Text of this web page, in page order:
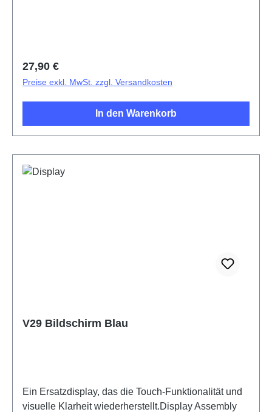
Regulärer Preis:
27,90 €
Preise exkl. MwSt. zzgl. Versandkosten
In den Warenkorb
V29 Bildschirm Blau
Ein Ersatzdisplay, das die Touch-Funktionalität und
visuelle Klarheit wiederherstellt.Display Assembly